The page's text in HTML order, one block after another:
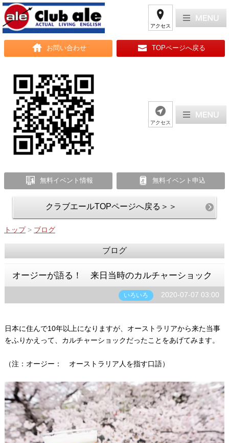
アクセス
お問い合わせ TOPページへ戻る
アクセス
無料イベント情報 無料イベント申込
クラブエールTOPページへ戻る＞＞
トップ > ブログ
ブログ
オージーが語る！ 来日当時のカルチャーショック
いろいろ 2020-07-07 03:00
日本に住んで10年以上になりますが、オーストラリアから来た当事
をふりかえって、カルチャーショックだったことをあげてみます。
（注：オージー： オーストラリア人を指す口語）